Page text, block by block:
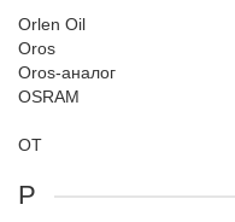
Orlen Oil
Oros
Oros-аналог
OSRAM
OT
P